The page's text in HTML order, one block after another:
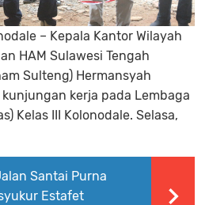
– Kepala Kantor Wilayah
HAM Sulawesi Tengah
Sulteng) Hermansyah
kerja pada Lembaga
Kelas III Kolonodale. Selasa,
Santai Purna
Estafet